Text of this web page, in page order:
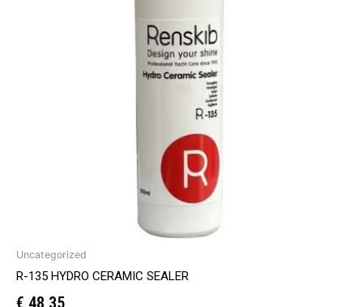
Uncategorized
R-135 HYDRO CERAMIC SEALER
€ 48,35